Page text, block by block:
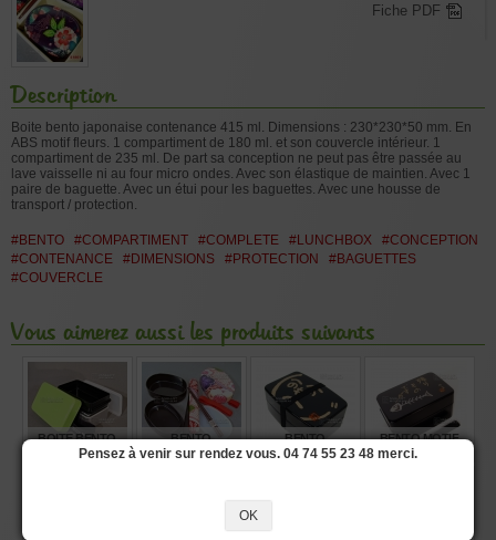
Fiche PDF
Description
Boite bento japonaise contenance 415 ml. Dimensions : 230*230*50 mm. En
ABS motif fleurs. 1 compartiment de 180 ml. et son couvercle intérieur. 1
compartiment de 235 ml. De part sa conception ne peut pas être passée au
lave vaisselle ni au four micro ondes. Avec son élastique de maintien. Avec 1
paire de baguette. Avec un étui pour les baguettes. Avec une housse de
transport / protection.
#BENTO #COMPARTIMENT #COMPLETE #LUNCHBOX
#CONCEPTION
#CONTENANCE
#DIMENSIONS #PROTECTION
#BAGUETTES
#COUVERCLE
Vous aimerez aussi les produits suivants
BOITE BENTO
DELI VERT
BENTO
COMPLÈTE ML
BENTO
CARICATURE
BENTO MOTIF
SAKANA 52217-4
Pensez à venir sur rendez vous. 04 74 55 23 48 merci.
OK